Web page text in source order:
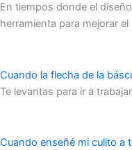
En tiempos donde el
herramienta para mejorar el
Cuando la flecha de la
Te levantas para ir a
Cuando enseñé mi culito a